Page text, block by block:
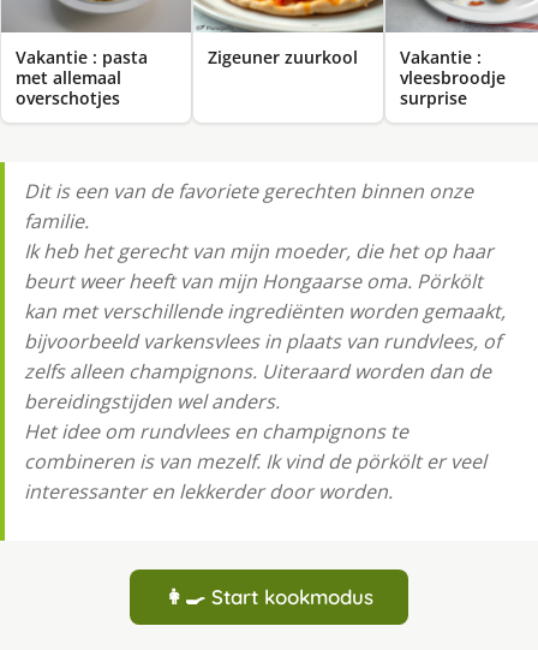
Vakantie : pasta
met allemaal
overschotjes
Zigeuner zuurkool
Vakantie :
vleesbroodje
surprise
Dit is een van de favoriete gerechten binnen onze
familie.
Ik heb het gerecht van mijn moeder, die het op haar
beurt weer heeft van mijn Hongaarse oma. Pörkölt
kan met verschillende ingrediënten worden gemaakt,
bijvoorbeeld varkensvlees in plaats van rundvlees, of
zelfs alleen champignons. Uiteraard worden dan de
bereidingstijden wel anders.
Het idee om rundvlees en champignons te
combineren is van mezelf. Ik vind de pörkölt er veel
interessanter en lekkerder door worden.
👩‍🍳 Start kookmodus